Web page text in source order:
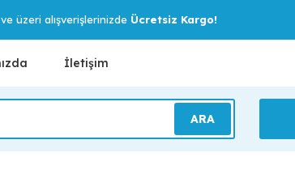
üzeri alışverişlerinizde Ücretsiz Kargo!
İletişim
ARA